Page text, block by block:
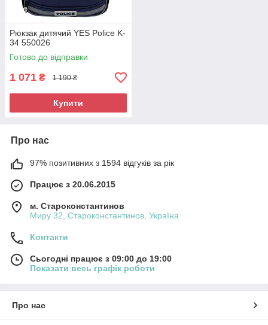
Рюкзак дитячий YES Police K-
34 550026
Готово до відправки
1 071 ₴ 1 190 ₴
Купити
Про нас
97% позитивних з 1594 відгуків за рік
Працює з 20.06.2015
м. Староконстантинов
Миру 32, Староконстантинов, Україна
Контакти
Сьогодні працює з 09:00 до 19:00
Показати весь графік роботи
Про нас